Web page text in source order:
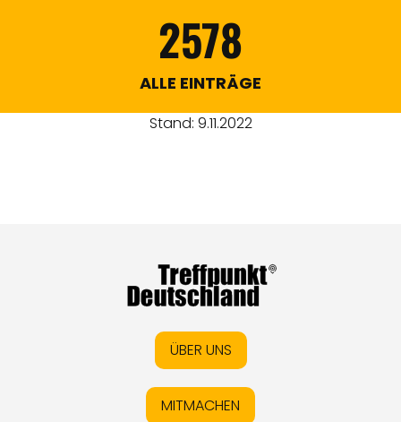
2578
ALLE EINTRÄGE
Stand: 9.11.2022
ÜBER UNS
MITMACHEN